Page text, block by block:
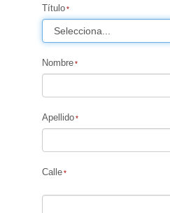
Título
Nombre
Apellido
Calle